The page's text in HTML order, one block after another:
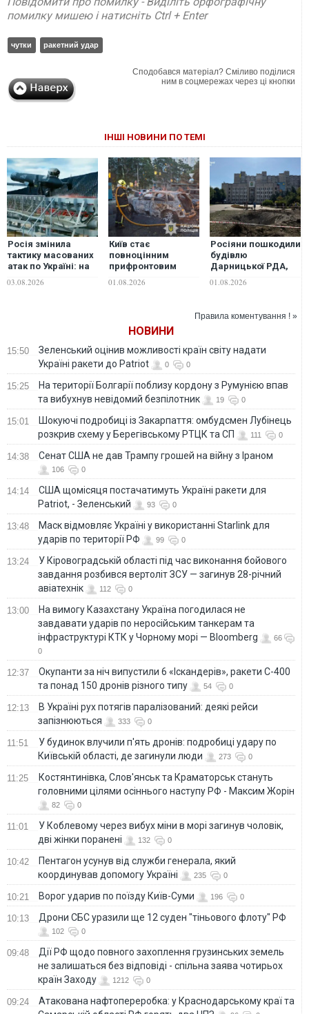
помилку мишею і натисніть Ctrl + Enter
чутки ракетний удар
Сподобався матеріал? Сміливо поділися
ним в соцмережах через ці кнопки
ІНШІ НОВИНИ ПО ТЕМІ
Росія змінила
тактику масованих
атак по Україні: на
що тепер роблять
ставку окупанти
03.08.2026
Київ стає
повноцінним
прифронтовим
містом: військовий
про неможливість
01.08.2026
Росіяни пошкодили
будівлю
Дарницької РДА,
кількість
поранених у Києві
01.08.2026
Правила коментування ! »
НОВИНИ
15:50
Зеленський оцінив можливості країн світу надати
Україні ракети до Patriot
0 0
15:25
На території Болгарії поблизу кордону з Румунією впав
та вибухнув невідомий безпілотник
19 0
15:01
Шокуючі подробиці із Закарпаття: омбудсмен Лубінець
розкрив схему у Берегівському РТЦК та СП
111 0
14:38 Сенат США не дав Трампу грошей на війну з Іраном
106 0
14:14
США щомісяця постачатимуть Україні ракети для
Patriot, - Зеленський
93 0
13:48
Маск відмовляє Україні у використанні Starlink для
ударів по території РФ
99 0
13:24
У Кіровоградській області під час виконання бойового
завдання розбився вертоліт ЗСУ — загинув 28-річний
авіатехнік
112 0
13:00
На вимогу Казахстану Україна погодилася не
завдавати ударів по неросійським танкерам та
інфраструктурі КТК у Чорному морі — Bloomberg
66
0
12:37
Окупанти за ніч випустили 6 «Іскандерів», ракети С-400
та понад 150 дронів різного типу
54 0
12:13
В Україні рух потягів паралізований: деякі рейси
запізнюються
333 0
11:51
У будинок влучили п'ять дронів: подробиці удару по
Київській області, де загинули люди
273 0
11:25
Костянтинівка, Слов'янськ та Краматорськ стануть
головними цілями осіннього наступу РФ - Максим Жорін
82 0
11:01
У Коблевому через вибух міни в морі загинув чоловік,
дві жінки поранені
132 0
10:42
Пентагон усунув від служби генерала, який
координував допомогу Україні
235 0
10:21 Ворог ударив по поїзду Київ-Суми 196 0
10:13 Дрони СБС уразили ще 12 суден "тіньового флоту" РФ
102 0
09:48
Дії РФ щодо повного захоплення грузинських земель
не залишаться без відповіді - спільна заява чотирьох
країн Заходу
1212 0
09:24
Атакована нафтопереробка: у Краснодарському краї та